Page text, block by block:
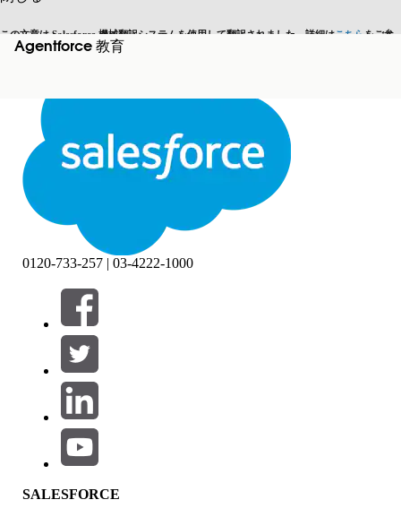
この文章は Salesforce 機械翻訳システムを使用して翻訳されました。詳細はこちら をご参
照ください。
英語に切り替える
閉じる 閉じる
Agentforce 教育
絞り込み条件 (0)
絞り込み条件を選択
製品エリア
機能の影響
0120-733-257 | 03-4222-1000
SALESFORCE